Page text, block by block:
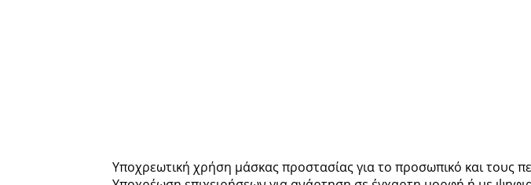
Υποχρεωτική χρήση μάσκας προστασίας για το προσωπικό και τους